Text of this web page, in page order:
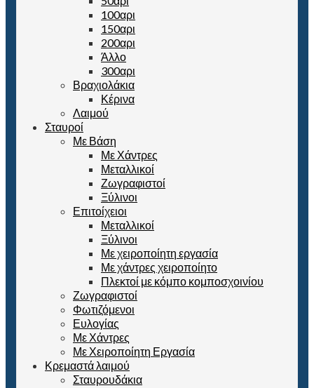
100αρι
150αρι
200αρι
Άλλο
300αρι
Βραχιολάκια
Κέρινα
Λαιμού
Σταυροί
Με Βάση
Με Χάντρες
Μεταλλικοί
Ζωγραφιστοί
Ξύλινοι
Επιτοίχειοι
Μεταλλικοί
Ξύλινοι
Με χειροποίητη εργασία
Με χάντρες χειροποίητο
Πλεκτοί με κόμπο κομποσχοινίου
Ζωγραφιστοί
Φωτιζόμενοι
Ευλογίας
Με Χάντρες
Με Χειροποίητη Εργασία
Κρεμαστά λαιμού
Σταυρουδάκια